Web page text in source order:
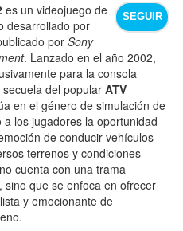
SEGUIR
es un videojuego de
desarrollado por
porSony
. Lanzado en el año 2002,
para la consola
secuela del popularATV
en el género de simulación de
los jugadores la oportunidad
de conducir vehículos
terrenos y condiciones
cuenta con una trama
sino que se enfoca en ofrecer
y emocionante de